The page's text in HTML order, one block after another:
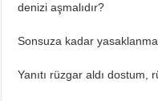
denizi aşmalıdır?
Sonsuza kadar
Yanıtı rüzgar aldı dostum,